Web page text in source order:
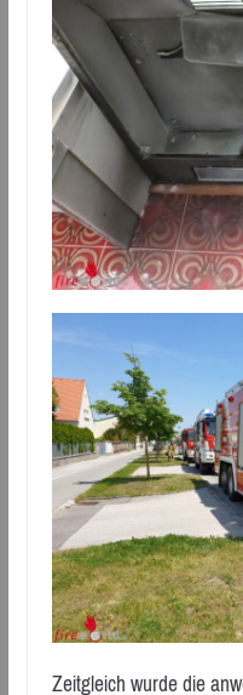
Zeitgleich wurde die